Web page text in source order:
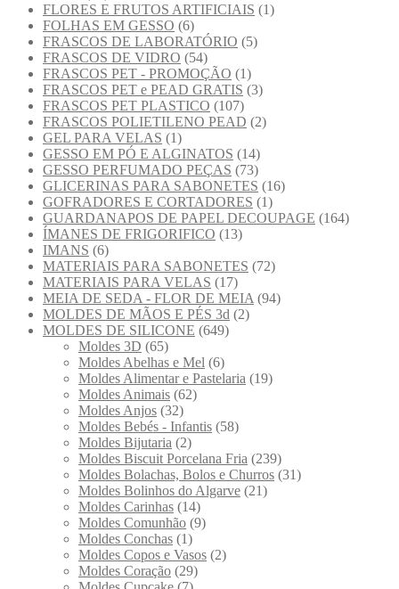
FLORES E FRUTOS ARTIFICIAIS (1)
FOLHAS EM GESSO (6)
FRASCOS DE LABORATÓRIO (5)
FRASCOS DE VIDRO (54)
FRASCOS PET - PROMOÇÃO (1)
FRASCOS PET e PEAD GRATIS (3)
FRASCOS PET PLASTICO (107)
FRASCOS POLIETILENO PEAD (2)
GEL PARA VELAS (1)
GESSO EM PÓ E ALGINATOS (14)
GESSO PERFUMADO PEÇAS (73)
GLICERINAS PARA SABONETES (16)
GOFRADORES E CORTADORES (1)
GUARDANAPOS DE PAPEL DECOUPAGE (164)
ÍMANES DE FRIGORIFICO (13)
IMANS (6)
MATERIAIS PARA SABONETES (72)
MATERIAIS PARA VELAS (17)
MEIA DE SEDA - FLOR DE MEIA (94)
MOLDES DE MÃOS E PÉS 3d (2)
MOLDES DE SILICONE (649)
Moldes 3D (65)
Moldes Abelhas e Mel (6)
Moldes Alimentar e Pastelaria (19)
Moldes Animais (62)
Moldes Anjos (32)
Moldes Bebés - Infantis (58)
Moldes Bijutaria (2)
Moldes Biscuit Porcelana Fria (239)
Moldes Bolachas, Bolos e Churros (31)
Moldes Bolinhos do Algarve (21)
Moldes Carinhas (14)
Moldes Comunhão (9)
Moldes Conchas (1)
Moldes Copos e Vasos (2)
Moldes Coração (29)